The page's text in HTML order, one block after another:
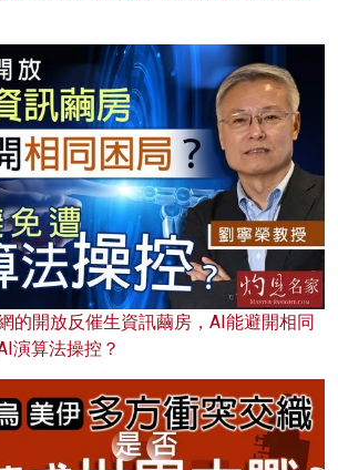
的開放反催生資訊繭房，AI能避開相同
演算法操控？